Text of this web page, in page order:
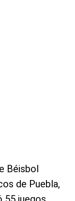
Béisbol
de Puebla,